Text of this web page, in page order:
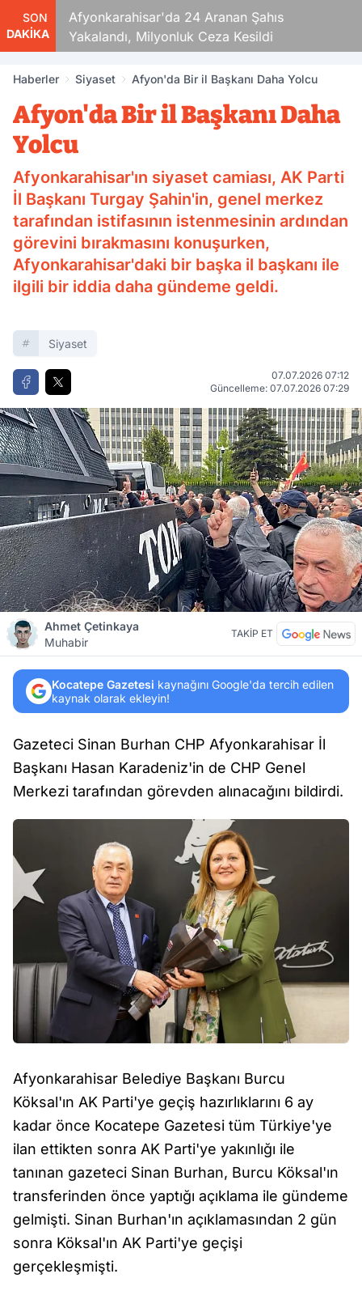
SON
DAKİKA
Afyonkarahisar'da 24 Aranan Şahıs
Yakalandı, Milyonluk Ceza Kesildi
Haberler Siyaset Afyon'da Bir il Başkanı Daha Yolcu
Afyon'da Bir il Başkanı Daha
Yolcu
Afyonkarahisar'ın siyaset camiası, AK Parti
İl Başkanı Turgay Şahin'in, genel merkez
tarafından istifasının istenmesinin ardından
görevini bırakmasını konuşurken,
Afyonkarahisar'daki bir başka il başkanı ile
ilgili bir iddia daha gündeme geldi.
Siyaset
07.07.2026 07:12
Güncelleme: 07.07.2026 07:29
Ahmet Çetinkaya
Muhabir
TAKİP ET
Kocatepe Gazetesi kaynağını Google'da tercih edilen
kaynak olarak ekleyin!
Gazeteci Sinan Burhan CHP Afyonkarahisar İl
Başkanı Hasan Karadeniz'in de CHP Genel
Merkezi tarafından görevden alınacağını bildirdi.
Afyonkarahisar Belediye Başkanı Burcu
Köksal'ın AK Parti'ye geçiş hazırlıklarını 6 ay
kadar önce Kocatepe Gazetesi tüm Türkiye'ye
ilan ettikten sonra AK Parti'ye yakınlığı ile
tanınan gazeteci Sinan Burhan, Burcu Köksal'ın
transferinden önce yaptığı açıklama ile gündeme
gelmişti. Sinan Burhan'ın açıklamasından 2 gün
sonra Köksal'ın AK Parti'ye geçişi
gerçekleşmişti.